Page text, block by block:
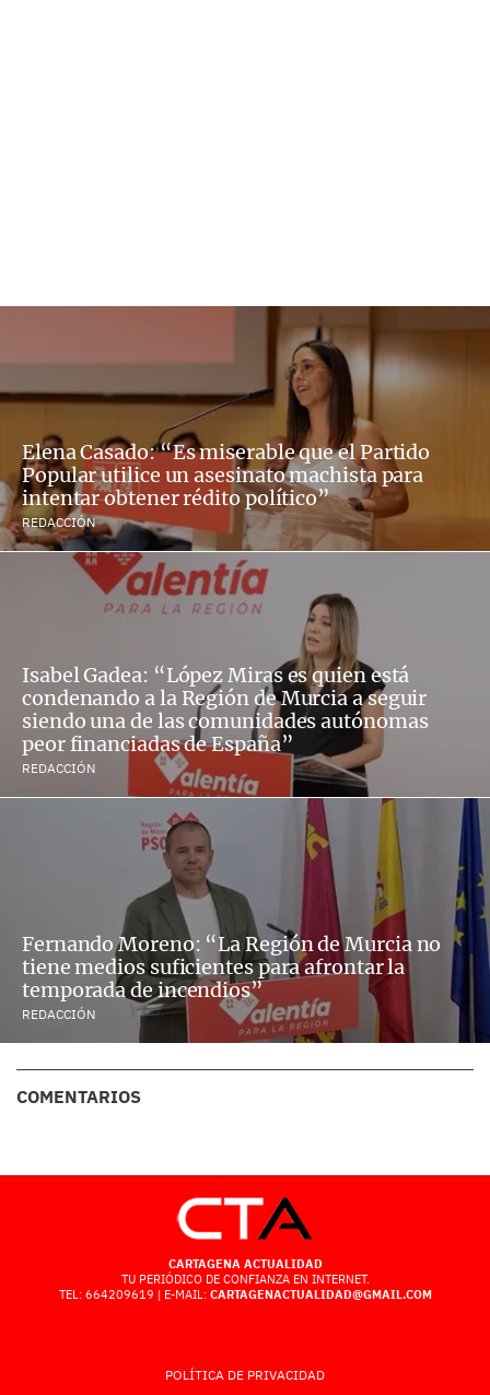
Elena Casado: “Es miserable que el Partido
Popular utilice un asesinato machista para
intentar obtener rédito político”
REDACCIÓN
Isabel Gadea: “López Miras es quien está
condenando a la Región de Murcia a seguir
siendo una de las comunidades autónomas
peor financiadas de España”
REDACCIÓN
Fernando Moreno: “La Región de Murcia no
tiene medios suficientes para afrontar la
temporada de incendios”
REDACCIÓN
COMENTARIOS
CARTAGENA ACTUALIDAD
TU PERIÓDICO DE CONFIANZA EN INTERNET.
TEL: 664209619 | E-MAIL: CARTAGENACTUALIDAD@GMAIL.COM
POLÍTICA DE PRIVACIDAD